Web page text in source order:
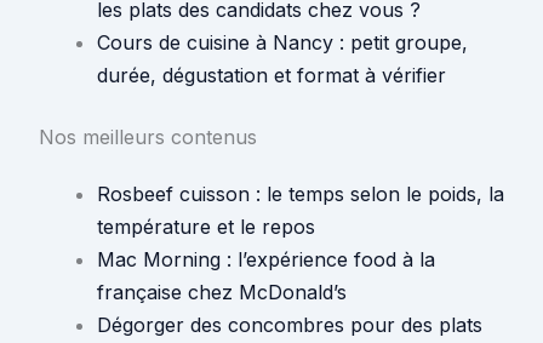
les plats des candidats chez vous ?
Cours de cuisine à Nancy : petit groupe,
durée, dégustation et format à vérifier
Nos meilleurs contenus
Rosbeef cuisson : le temps selon le poids, la
température et le repos
Mac Morning : l’expérience food à la
française chez McDonald’s
Dégorger des concombres pour des plats